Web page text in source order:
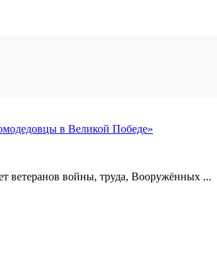
в Великой Победе»
ветеранов войны, труда, Вооружённых ...